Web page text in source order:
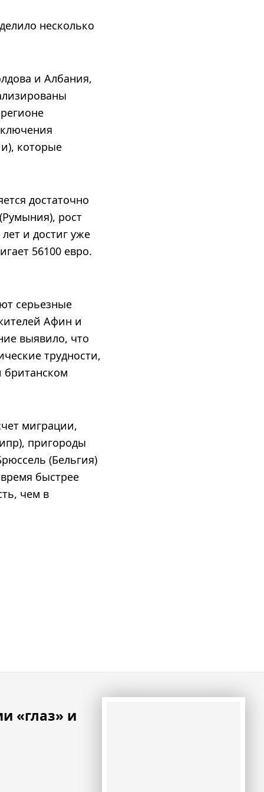
несколько
и Албания,
которые
достаточно
рост
и достиг уже
56100 евро.
серьезные
Афин и
выявило, что
трудности,
британском
миграции,
пригороды
(Бельгия)
быстрее
чем в
«глаз» и